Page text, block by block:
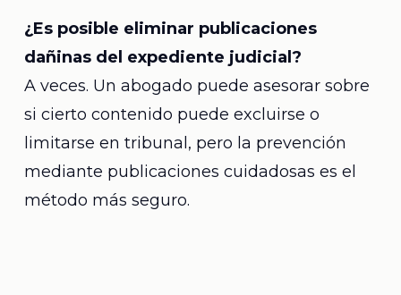
¿Es posible eliminar publicaciones
dañinas del expediente judicial?
A veces. Un abogado puede asesorar sobre
si cierto contenido puede excluirse o
limitarse en tribunal, pero la prevención
mediante publicaciones cuidadosas es el
método más seguro.